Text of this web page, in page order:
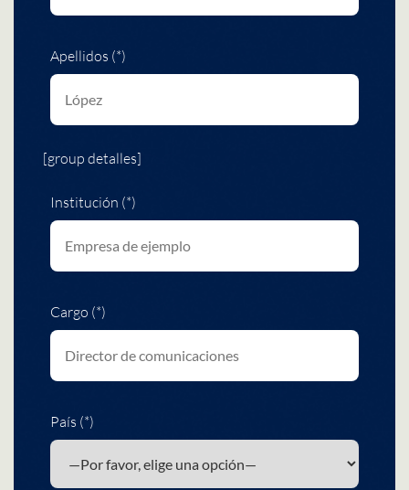
Apellidos (*)
[group detalles]
Institución (*)
Cargo (*)
País (*)